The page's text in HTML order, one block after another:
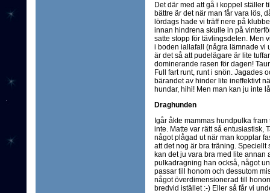
Det där med att gå i koppel ställer
bättre är det när man får vara lös,
lördags hade vi träff nere på
innan hindrena skulle in på
satte stopp för tävlingsdelen. Men
i boden iallafall (några lämnade vi
är det så att pudelägare är lite
dominerande rasen för dagen!
Full fart runt, runt i snön. Jagades
bärandet av hinder lite ineffektivt
hundar, hihi! Men man kan ju inte
Draghunden
Igår åkte mammas hundpulka
inte. Matte var rätt så entusiastisk,
något plågad ut när man kopplar
att det nog är bra träning.
kan det ju vara bra med lite annan
pulkadragning han också, något
passar till honom och dessutom
något överdimensionerad till
bredvid istället :-) Eller så får vi